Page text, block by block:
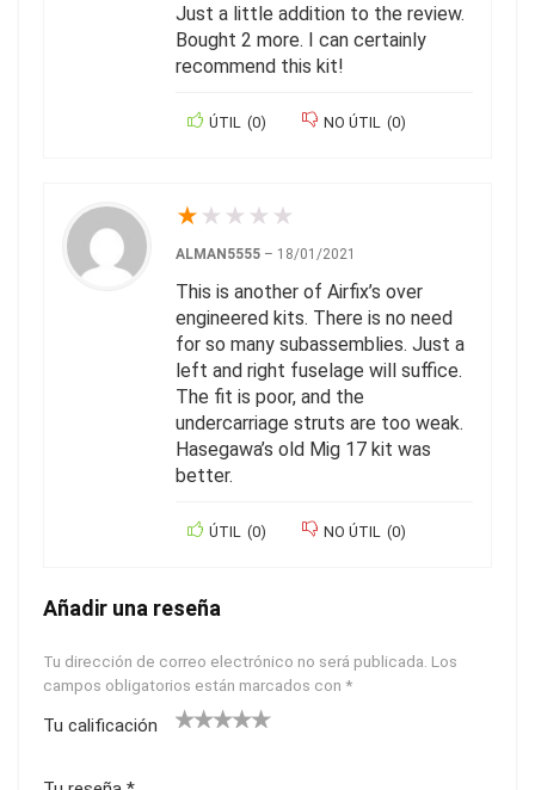
Just a little addition to the review.
Bought 2 more. I can certainly
recommend this kit!
ÚTIL (0) NO ÚTIL (0)
★ ★ ★ ★ ★
ALMAN5555 – 18/01/2021
This is another of Airfix’s over
engineered kits. There is no need
for so many subassemblies. Just a
left and right fuselage will suffice.
The fit is poor, and the
undercarriage struts are too weak.
Hasegawa’s old Mig 17 kit was
better.
ÚTIL (0) NO ÚTIL (0)
Añadir una reseña
Tu dirección de correo electrónico no será publicada. Los
campos obligatorios están marcados con *
Tu calificación